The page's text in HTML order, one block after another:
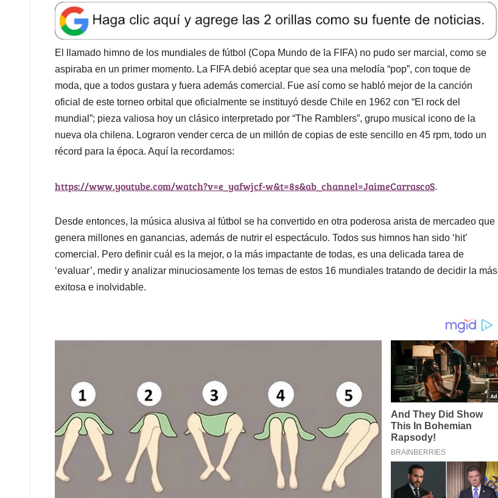
a
t
s
A
p
p
e
b
o
o
k
k
e
d
I
n
l
e
a
d
s
El llamado himno de los mundiales de fútbol (Copa Mundo de la FIFA) no pudo ser marcial, como se
aspiraba en un primer momento. La FIFA debió aceptar que sea una melodía “pop”, con toque de
moda, que a todos gustara y fuera además comercial. Fue así como se habló mejor de la canción
oficial de este torneo orbital que oficialmente se instituyó desde Chile en 1962 con “El rock del
mundial”; pieza valiosa hoy un clásico interpretado por “The Ramblers”, grupo musical icono de la
nueva ola chilena. Lograron vender cerca de un millón de copias de este sencillo en 45 rpm, todo un
récord para la época. Aquí la recordamos:
https://www.youtube.com/watch?v=e_yafwjcf-w&t=8s&ab_channel=JaimeCarrascoS.
Desde entonces, la música alusiva al fútbol se ha convertido en otra poderosa arista de mercadeo que
genera millones en ganancias, además de nutrir el espectáculo. Todos sus himnos han sido ‘hit’
comercial. Pero definir cuál es la mejor, o la más impactante de todas, es una delicada tarea de
‘evaluar’, medir y analizar minuciosamente los temas de estos 16 mundiales tratando de decidir la más
exitosa e inolvidable.